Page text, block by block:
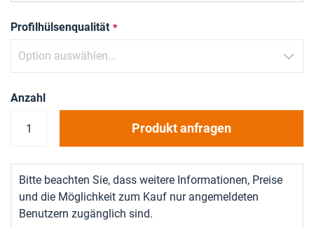
Profilhülsenqualität
Anzahl
Produkt anfragen
Bitte beachten Sie, dass weitere Informationen, Preise
und die Möglichkeit zum Kauf nur angemeldeten
Benutzern zugänglich sind.